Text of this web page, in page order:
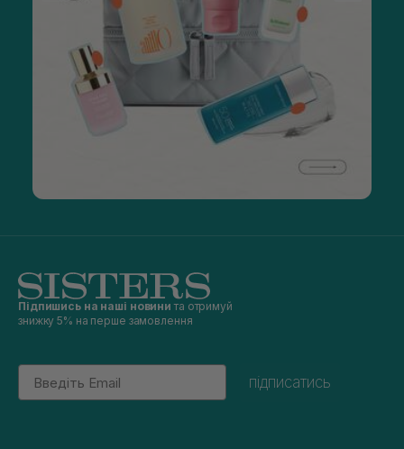
Підпишись на наші новини та отримуй
знижку 5% на перше замовлення
Email
підписатись